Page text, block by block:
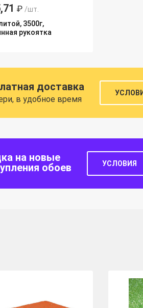
₽ /шт.
3500г,
рукоятка
доставка
в удобное время
на новые
обоев
УСЛОВИЯ